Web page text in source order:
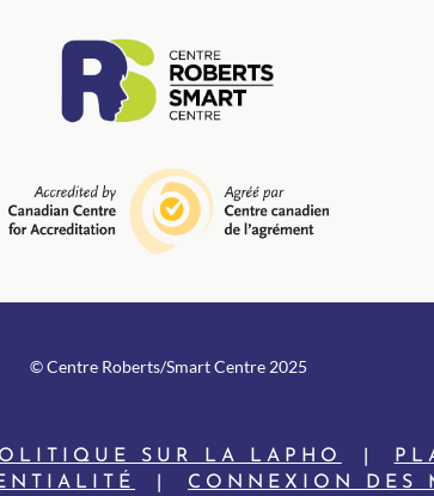
© Centre Roberts/Smart Centre 2025
SUR LA LAPHO
CONNEXION DES